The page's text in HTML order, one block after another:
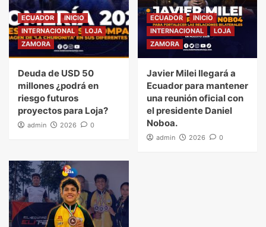
ECUADOR
INICIO
INTERNACIONAL
LOJA
ZAMORA
Deuda de USD 50
millones ¿podrá en
riesgo futuros
proyectos para Loja?
admin 2026 0
ECUADOR
INICIO
INTERNACIONAL
LOJA
ZAMORA
Javier Milei llegará a
Ecuador para mantener
una reunión oficial con
el presidente Daniel
Noboa.
admin 2026 0